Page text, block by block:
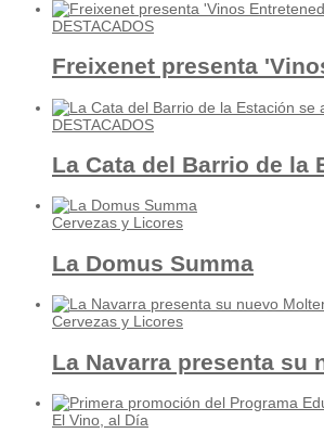
DESTACADOS
Freixenet presenta
DESTACADOS
La Cata del Barrio de la
Cervezas y Licores
La Domus Summa
Cervezas y Licores
La Navarra presenta su
El Vino, al Día